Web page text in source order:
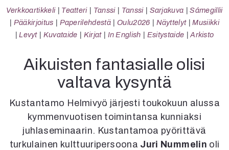
Verkkoartikkeli
Teatteri
Tanssi
Sarjakuva
Sámegillii
Pääkirjoitus
Oulu2026
Näyttelyt
Musiikki
Levyt
Verkkoartikkeli Teatteri Tanssi Tanssi Sarjakuva
Sámegillii
Pääkirjoitus
Paperilehdestä Oulu2026 Näyttelyt
Musiikki
Levyt
Kuvataide Kirjat In English Esitystaide Arkisto
Aikuisten fantasialle olisi
valtava kysyntä
Kustantamo Helmivyö järjesti toukokuun alussa
kymmenvuotisen toimintansa kunniaksi
juhlaseminaarin. Kustantamoa pyörittävä
turkulainen kulttuuripersoona Juri Nummelin oli